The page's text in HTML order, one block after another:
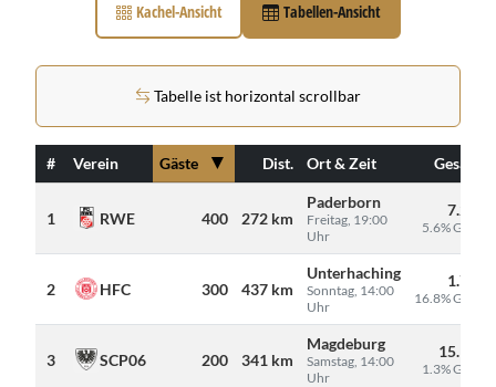
Kachel-Ansicht Tabellen-Ansicht
Tabelle ist horizontal scrollbar
# Verein Gäste ▼ Dist. Ort & Zeit Gesamt
1 RWE 400 272 km
Paderborn
Freitag, 19:00
Uhr
7.200
5.6% Gäste
2 HFC 300 437 km
Unterhaching
Sonntag, 14:00
Uhr
1.788
16.8% Gäste
3 SCP06 200 341 km
Magdeburg
Samstag, 14:00
Uhr
15.166
1.3% Gäste